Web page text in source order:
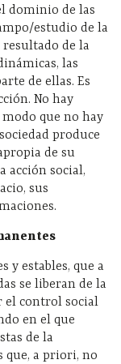
dominio de las
estudio de la
resultado de la
las
de ellas. Es
No hay
que no hay
produce
de su
acción social,
sus
y estables, que a
se liberan de la
control social
en el que
de la
que, a priori, no